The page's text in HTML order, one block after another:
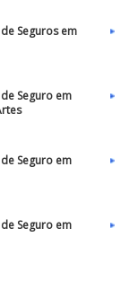
Seguros em
Seguro em
Seguro em
Seguro em